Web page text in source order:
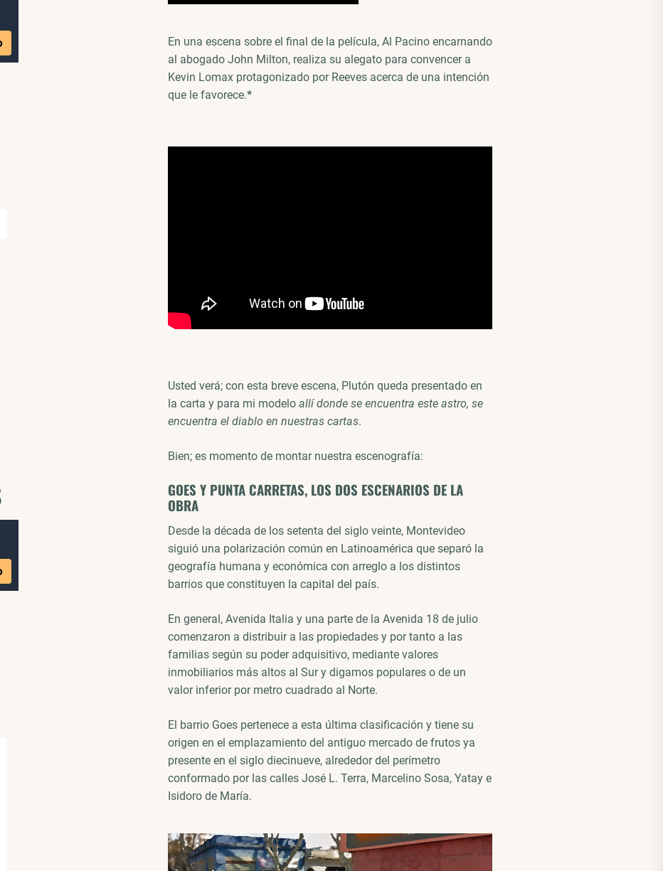
En una escena sobre el final de la película, Al Pacino encarnando
al abogado John Milton, realiza su alegato para convencer a
Kevin Lomax protagonizado por Reeves acerca de una intención
que le favorece.*
Usted verá; con esta breve escena, Plutón queda presentado en
la carta y para mi modelo allí donde se encuentra este astro, se
encuentra el diablo en nuestras cartas.
Bien; es momento de montar nuestra escenografía:
GOES Y PUNTA CARRETAS, LOS DOS ESCENARIOS DE LA
OBRA
Desde la década de los setenta del siglo veinte, Montevideo
siguió una polarización común en Latinoamérica que separó la
geografía humana y económica con arreglo a los distintos
barrios que constituyen la capital del país.
En general, Avenida Italia y una parte de la Avenida 18 de julio
comenzaron a distribuir a las propiedades y por tanto a las
familias según su poder adquisitivo, mediante valores
inmobiliarios más altos al Sur y digamos populares o de un
valor inferior por metro cuadrado al Norte.
El barrio Goes pertenece a esta última clasificación y tiene su
origen en el emplazamiento del antiguo mercado de frutos ya
presente en el siglo diecinueve, alrededor del perímetro
conformado por las calles José L. Terra, Marcelino Sosa, Yatay e
Isidoro de María.